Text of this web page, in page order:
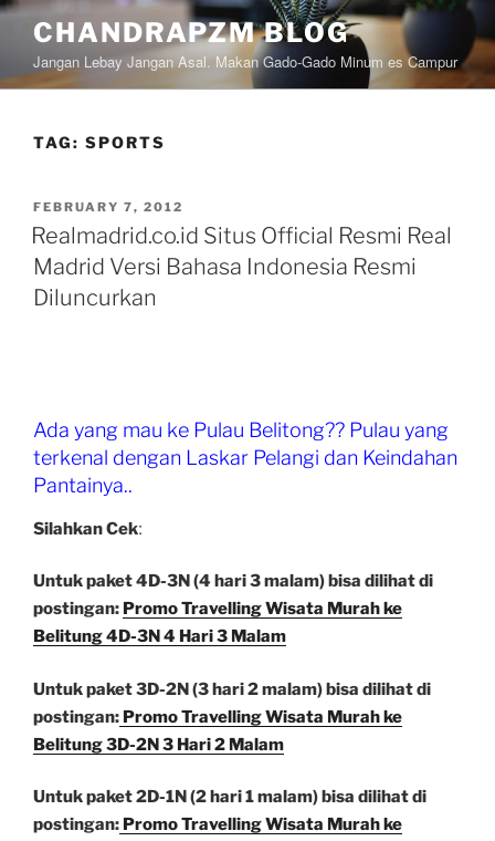
Skip
content
CHANDRAPZM BLOG
Jangan Lebay Jangan Asal. Makan Gado-Gado Minum es Campur
TAG: SPORTS
POSTED
ON
FEBRUARY 7, 2012
Realmadrid.co.id Situs Official Resmi Real
Madrid Versi Bahasa Indonesia Resmi
Diluncurkan
Ada yang mau ke Pulau Belitong?? Pulau yang
terkenal dengan Laskar Pelangi dan Keindahan
Pantainya..
Silahkan Cek:
Untuk paket 4D-3N (4 hari 3 malam) bisa dilihat di
postingan: Promo Travelling Wisata Murah ke
Belitung 4D-3N 4 Hari 3 Malam
Untuk paket 3D-2N (3 hari 2 malam) bisa dilihat di
postingan: Promo Travelling Wisata Murah ke
Belitung 3D-2N 3 Hari 2 Malam
Untuk paket 2D-1N (2 hari 1 malam) bisa dilihat di
postingan: Promo Travelling Wisata Murah ke